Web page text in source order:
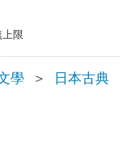
限
學 ＞ 日本古典